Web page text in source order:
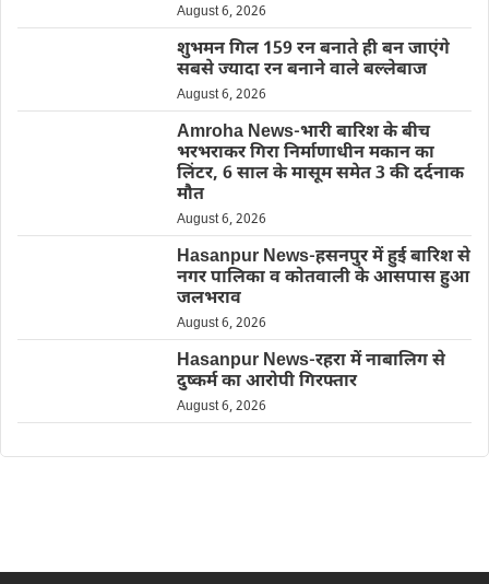
August 6, 2026
शुभमन गिल 159 रन बनाते ही बन जाएंगे
सबसे ज्यादा रन बनाने वाले बल्लेबाज
August 6, 2026
Amroha News-भारी बारिश के बीच
भरभराकर गिरा निर्माणाधीन मकान का
लिंटर, 6 साल के मासूम समेत 3 की दर्दनाक
मौत
August 6, 2026
Hasanpur News-हसनपुर में हुई बारिश से
नगर पालिका व कोतवाली के आसपास हुआ
जलभराव
August 6, 2026
Hasanpur News-रहरा में नाबालिग से
दुष्कर्म का आरोपी गिरफ्तार
August 6, 2026